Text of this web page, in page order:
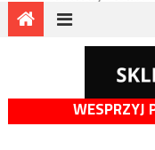
WESPRZYJ